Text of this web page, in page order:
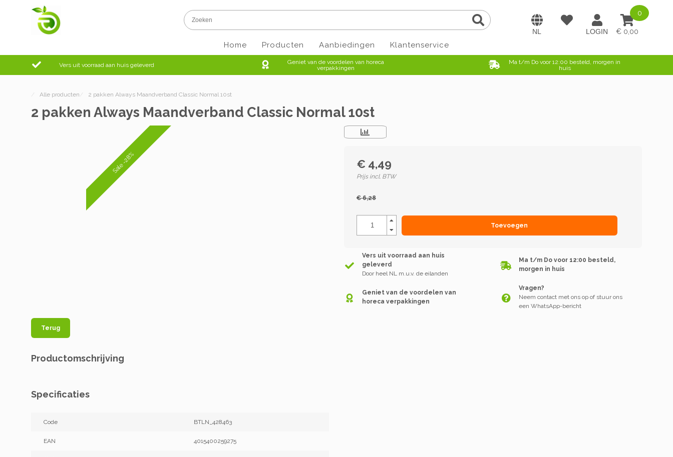
0,00
0
Home Producten Aanbiedingen Klantenservice
Vers uit voorraad aan huis geleverd
Geniet van de voordelen van horeca
verpakkingen
Ma t/m Do voor 12:00 besteld, morgen in
huis
/ Alle producten / 2 pakken Always Maandverband Classic Normal 10st
2 pakken Always Maandverband Classic Normal 10st
Sale -28%
Terug
€ 4,49
Prijs incl. BTW
€ 6,28
Toevoegen
Vers uit voorraad aan huis
geleverd
Door heel NL m.u.v. de eilanden
Ma t/m Do voor 12:00 besteld,
morgen in huis
Geniet van de voordelen van
horeca verpakkingen
Vragen?
Neem contact met ons op of stuur ons
een WhatsApp-bericht
Productomschrijving
Specificaties
Code BTLN_428463
EAN 4015400259275